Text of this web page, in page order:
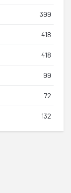
399
418
418
99
72
132